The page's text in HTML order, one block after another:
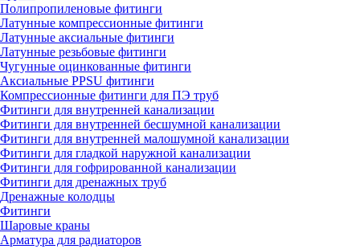
Полипропиленовые фитинги
Латунные компрессионные фитинги
Латунные аксиальные фитинги
Латунные резьбовые фитинги
Чугунные оцинкованные фитинги
Аксиальные PPSU фитинги
Компрессионные фитинги для ПЭ труб
Фитинги для внутренней канализации
Фитинги для внутренней бесшумной канализации
Фитинги для внутренней малошумной канализации
Фитинги для гладкой наружной канализации
Фитинги для гофрированной канализации
Фитинги для дренажных труб
Дренажные колодцы
Фитинги
Шаровые краны
Арматура для радиаторов